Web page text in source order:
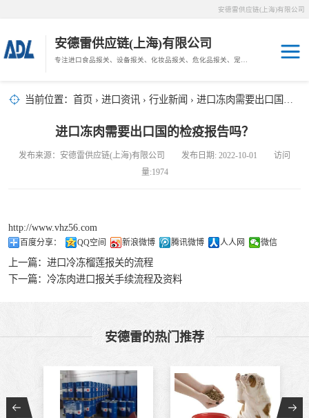
安德雷供应链(上海)有限公司
安德雷供应链(上海)有限公司
当前位置： 首页 › 进口资讯 › 行业新闻 › 进口冻肉需要出口国的检疫报告吗？
进口冻肉需要出口国的检疫报告吗？
发布来源：安德雷供应链(上海)有限公司 发布日期: 2022-10-01 访问
量:1974
http://www.vhz56.com
百度分享： QQ空间 新浪微博 腾讯微博 人人网 微信
上一篇： 进口冷冻榴莲报关的流程
下一篇： 冷冻肉进口报关手续流程及资料
安德雷的热门推荐
其他报关
海鲜进口
宠物粮进口
危化品进口
化妆品进口
食品进口
木材报关
药材报关
汽车/游艇报关